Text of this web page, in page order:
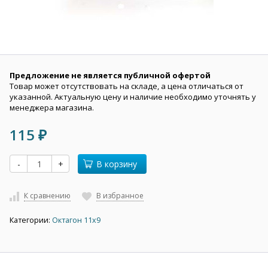
Предложение не является публичной офертой
Товар может отсутствовать на складе, а цена отличаться от
указанной. Актуальную цену и наличие необходимо уточнять у
менеджера магазина.
115 ₽
- + В корзину
К сравнению В избранное
Категории: Октагон 11х9